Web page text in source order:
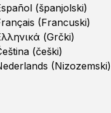
(španjolski)
(Francuski)
(Grčki)
(češki)
(Nizozemski)